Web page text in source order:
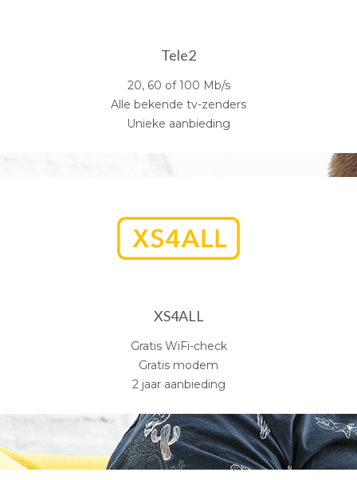
Tele2
20, 60 of 100 Mb/s
Alle bekende tv-zenders
Unieke aanbieding
XS4ALL
Gratis WiFi-check
Gratis modem
2 jaar aanbieding